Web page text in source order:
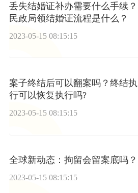
丢失结婚证补办需要什么手续？
民政局领结婚证流程是什么？
2023-05-15 08:15:15
案子终结后可以翻案吗？终结执
行可以恢复执行吗?
2023-05-15 08:15:15
全球新动态：拘留会留案底吗？
2023-05-15 08:15:15